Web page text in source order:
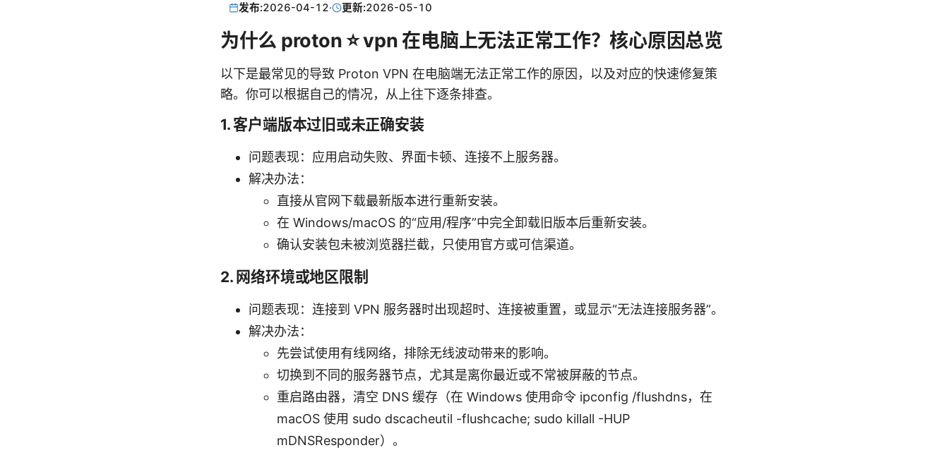
发布:2026-04-12· 更新:2026-05-10
为什么 proton ⭐ vpn 在电脑上无法正常工作？核心原因总览
以下是最常见的导致 Proton VPN 在电脑端无法正常工作的原因，以及对应的快速修复策
略。你可以根据自己的情况，从上往下逐条排查。
1. 客户端版本过旧或未正确安装
问题表现：应用启动失败、界面卡顿、连接不上服务器。
解决办法：
直接从官网下载最新版本进行重新安装。
在 Windows/macOS 的“应用/程序”中完全卸载旧版本后重新安装。
确认安装包未被浏览器拦截，只使用官方或可信渠道。
2. 网络环境或地区限制
问题表现：连接到 VPN 服务器时出现超时、连接被重置，或显示“无法连接服务器”。
解决办法：
先尝试使用有线网络，排除无线波动带来的影响。
切换到不同的服务器节点，尤其是离你最近或不常被屏蔽的节点。
重启路由器，清空 DNS 缓存（在 Windows 使用命令 ipconfig /flushdns，在
macOS 使用 sudo dscacheutil -flushcache; sudo killall -HUP
mDNSResponder）。